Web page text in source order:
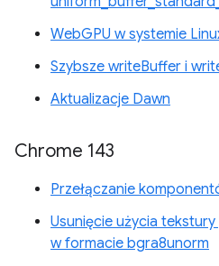
WebGPU w systemie
Szybsze writeBuffer i
Aktualizacje Dawn
Chrome 143
Przełączanie
Usunięcie użycia
w formacie bgra8unorm